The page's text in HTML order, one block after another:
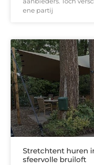
ene partij
Stretchtent huren
sfeervolle bruiloft